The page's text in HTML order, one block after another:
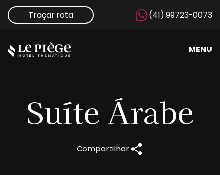
Traçar rota (41) 99723-0073
MENU
SuíteÁrabe
Compartilhar